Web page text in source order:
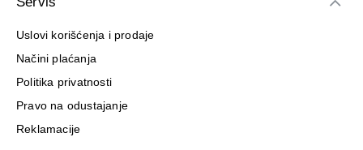
Uslovi korišćenja i prodaje
Načini plaćanja
Politika privatnosti
Pravo na odustajanje
Reklamacije